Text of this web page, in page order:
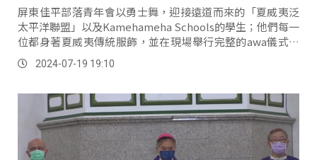
屏東佳平部落青年會以勇士舞，迎接遠道而來的「夏威夷泛
太平洋聯盟」以及Kamehameha Schools的學生；他們每一
位都身著夏威夷傳統服飾，並在現場舉行完整的awa儀式，
將最誠摯的祝福送給佳平部落。
2024-07-19 19:10